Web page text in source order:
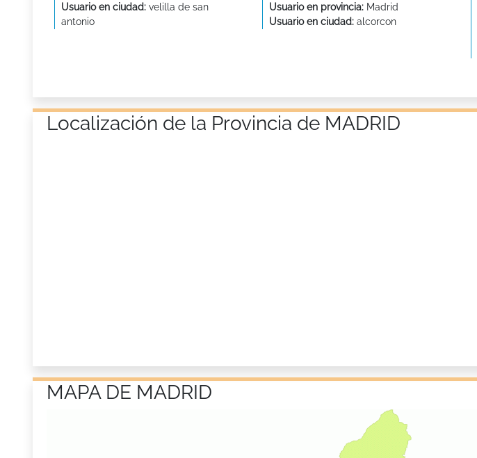
Usuario en ciudad: velilla de san
antonio
Usuario en provincia: Madrid
Usuario en ciudad: alcorcon
Localización de la Provincia de MADRID
MAPA DE MADRID